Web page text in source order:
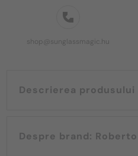
shop@sunglassmagic.hu
Descrierea produsului
Despre brand: